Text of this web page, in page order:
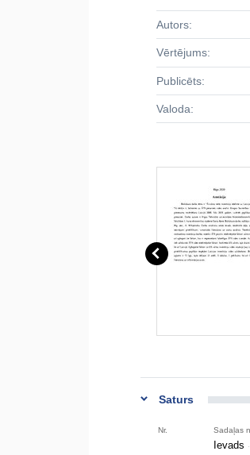
Autors:
Vērtējums:
Publicēts:
Valoda:
Saturs
Nr. Sadaļas
Ievads